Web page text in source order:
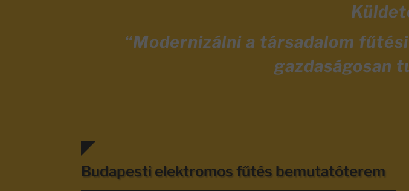
“Modernizálni a társadalom
gazdaságosan
Budapesti elektromos fűtés bemutatóterem